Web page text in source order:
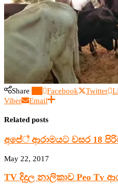
Share Facebook Twitter
Viber
Email
Related posts
අපේ් ආරාමයට වසර 18
May 22, 2017
TV දිදුල නාලිකාව Peo Tv